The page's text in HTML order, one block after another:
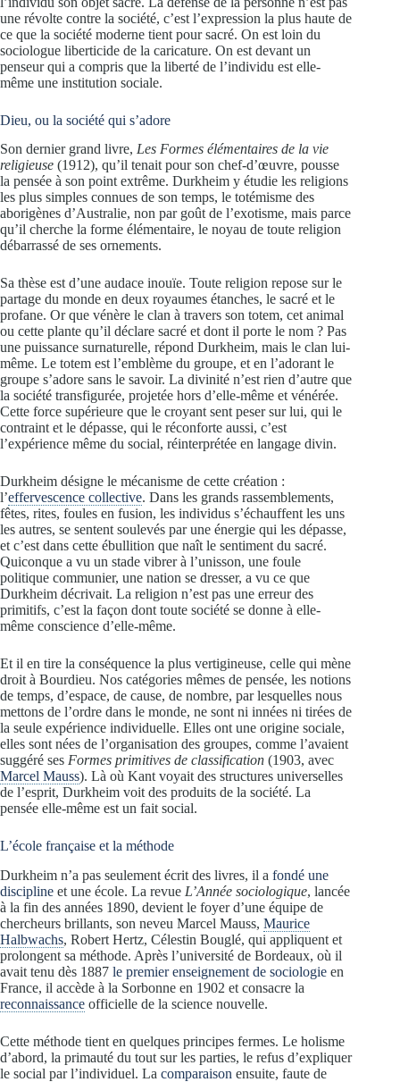
une révolte contre la société, c’est l’expression la plus haute de
ce que la société moderne tient pour sacré. On est loin du
sociologue liberticide de la caricature. On est devant un
penseur qui a compris que la liberté de l’individu est elle-
même une institution sociale.
Dieu, ou la société qui s’adore
Son dernier grand livre, Les Formes élémentaires de la vie
religieuse (1912), qu’il tenait pour son chef-d’œuvre, pousse
la pensée à son point extrême. Durkheim y étudie les religions
les plus simples connues de son temps, le totémisme des
aborigènes d’Australie, non par goût de l’exotisme, mais parce
qu’il cherche la forme élémentaire, le noyau de toute religion
débarrassé de ses ornements.
Sa thèse est d’une audace inouïe. Toute religion repose sur le
partage du monde en deux royaumes étanches, le sacré et le
profane. Or que vénère le clan à travers son totem, cet animal
ou cette plante qu’il déclare sacré et dont il porte le nom ? Pas
une puissance surnaturelle, répond Durkheim, mais le clan lui-
même. Le totem est l’emblème du groupe, et en l’adorant le
groupe s’adore sans le savoir. La divinité n’est rien d’autre que
la société transfigurée, projetée hors d’elle-même et vénérée.
Cette force supérieure que le croyant sent peser sur lui, qui le
contraint et le dépasse, qui le réconforte aussi, c’est
l’expérience même du social, réinterprétée en langage divin.
Durkheim désigne le mécanisme de cette création :
l’effervescence collective. Dans les grands rassemblements,
fêtes, rites, foules en fusion, les individus s’échauffent les uns
les autres, se sentent soulevés par une énergie qui les dépasse,
et c’est dans cette ébullition que naît le sentiment du sacré.
Quiconque a vu un stade vibrer à l’unisson, une foule
politique communier, une nation se dresser, a vu ce que
Durkheim décrivait. La religion n’est pas une erreur des
primitifs, c’est la façon dont toute société se donne à elle-
même conscience d’elle-même.
Et il en tire la conséquence la plus vertigineuse, celle qui mène
droit à Bourdieu. Nos catégories mêmes de pensée, les notions
de temps, d’espace, de cause, de nombre, par lesquelles nous
mettons de l’ordre dans le monde, ne sont ni innées ni tirées de
la seule expérience individuelle. Elles ont une origine sociale,
elles sont nées de l’organisation des groupes, comme l’avaient
suggéré ses Formes primitives de classification (1903, avec
Marcel Mauss). Là où Kant voyait des structures universelles
de l’esprit, Durkheim voit des produits de la société. La
pensée elle-même est un fait social.
L’école française et la méthode
Durkheim n’a pas seulement écrit des livres, il a fondé une
discipline et une école. La revue L’Année sociologique, lancée
à la fin des années 1890, devient le foyer d’une équipe de
chercheurs brillants, son neveu Marcel Mauss, Maurice
Halbwachs, Robert Hertz, Célestin Bouglé, qui appliquent et
prolongent sa méthode. Après l’université de Bordeaux, où il
avait tenu dès 1887 le premier enseignement de sociologie en
France, il accède à la Sorbonne en 1902 et consacre la
reconnaissance officielle de la science nouvelle.
Cette méthode tient en quelques principes fermes. Le holisme
d’abord, la primauté du tout sur les parties, le refus d’expliquer
le social par l’individuel. La comparaison ensuite, faute de